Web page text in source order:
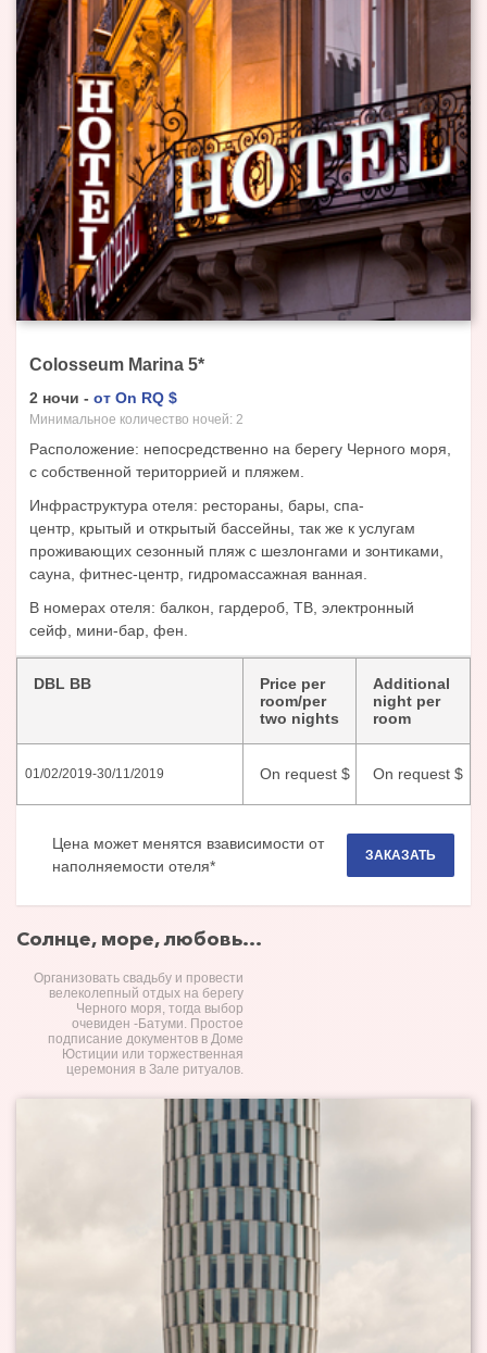
Colosseum Marina 5*
2 ночи - от On RQ $
Минимальное количество ночей: 2
Расположение: непосредственно на берегу Черного моря,
с собственной територрией и пляжем.
Инфраструктура отеля: рестораны, бары, спа-
центр, крытый и открытый бассейны, так же к услугам
проживающих сезонный пляж с шезлонгами и зонтиками,
сауна, фитнес-центр, гидромассажная ванная.
В номерах отеля: балкон, гардероб, ТВ, электронный
сейф, мини-бар, фен.
DBL BB
Price per
room/per
two nights
Additional
night per
room
01/02/2019-30/11/2019 On request $ On request $
Цена может менятся взависимости от
наполняемости отеля*
ЗАКАЗАТЬ
Солнце, море, любовь...
Организовать свадьбу и провести
велеколепный отдых на берегу
Черного моря, тогда выбор
очевиден -Батуми. Простое
подписание документов в Доме
Юстиции или торжественная
церемония в Зале ритуалов.